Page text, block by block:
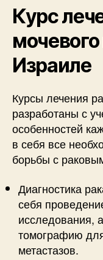
Курс
Израиле
Курсы лечения
разработаны с
особенностей
в себя все
борьбы с
Диагностика
себя
исследования,
томографию
метастазов.